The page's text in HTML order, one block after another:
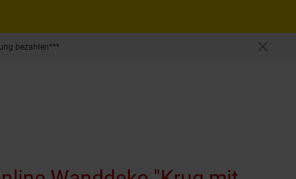
bezahlen***